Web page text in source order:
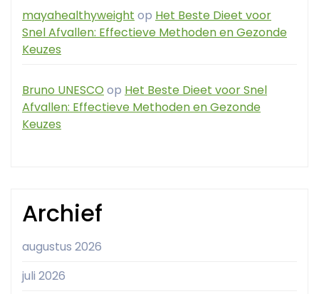
mayahealthyweight op Het Beste Dieet voor
Snel Afvallen: Effectieve Methoden en Gezonde
Keuzes
Bruno UNESCO op Het Beste Dieet voor Snel
Afvallen: Effectieve Methoden en Gezonde
Keuzes
Archief
augustus 2026
juli 2026